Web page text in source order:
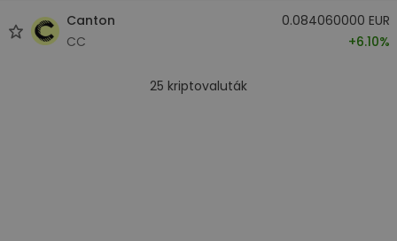
Canton
CC
0.084060000 EUR
+6.10%
25 kriptovaluták